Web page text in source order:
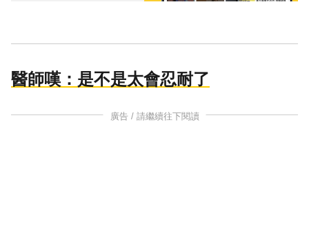
醫師嘆：是不是太會忍耐了
廣告 / 請繼續往下閱讀